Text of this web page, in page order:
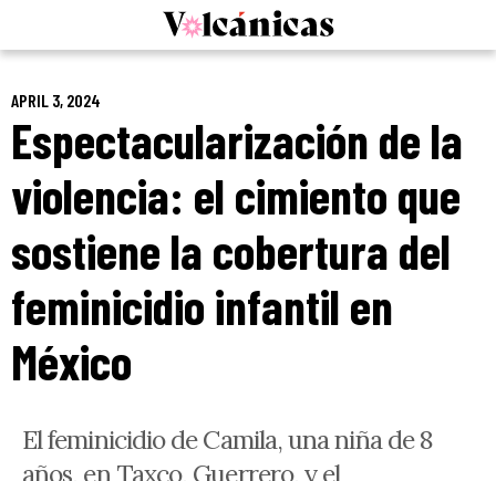
APRIL 3, 2024
Espectacularización de la
violencia: el cimiento que
sostiene la cobertura del
feminicidio infantil en
México
El feminicidio de Camila, una niña de 8
años, en Taxco, Guerrero, y el